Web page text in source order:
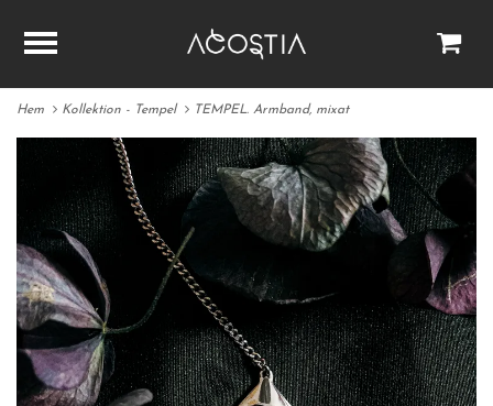
Hem Kollektion - Tempel TEMPEL. Armband, mixat